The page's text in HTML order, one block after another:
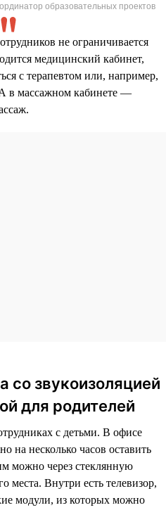
образовательных проектов
не ограничивается
медицинский кабинет,
с терапевтом или, например,
в массажном кабинете —
со звукоизоляцией
для родителей
с детьми. В офисе
на несколько часов оставить
можно через стеклянную
места. Внутри есть телевизор,
модули, из которых можно